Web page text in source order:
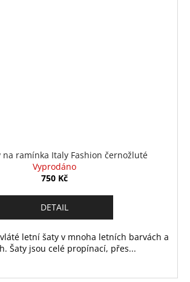
na ramínka Italy Fashion černožluté
Vyprodáno
750 Kč
DETAIL
letní šaty v mnoha letních barvách a
Šaty jsou celé propínací, přes...